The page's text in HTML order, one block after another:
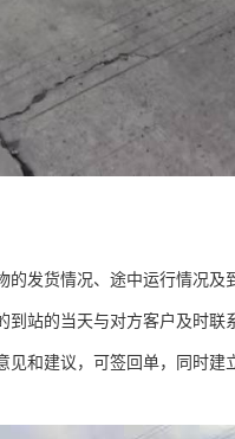
发货情况、途中运行情况及
站的当天与对方客户及时联
和建议，可签回单，同时